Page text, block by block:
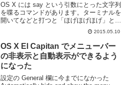
OS X には say という引数にとった文字列
を喋るコマンドがあります。ターミナルを
開いてなどと打つと「ほげほげほげ」と喋
ります。でもこのためにターミナルを開く
のは面倒くさいなーと思っていたら GUI
で操作できるアプリがあったので試して...
2015.05.10
OS X El Capitan でメニューバー
の非表示と自動表示ができるよう
になった
設定の General 欄に今までになかった